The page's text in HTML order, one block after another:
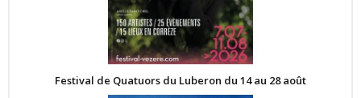
Festival de Quatuors du Luberon du 14 au 28 août